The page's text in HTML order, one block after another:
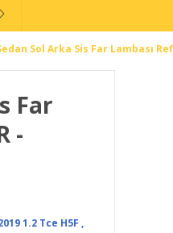
Sol Arka Sis Far Lambası
Far
-
1.2 Tce H5F ,